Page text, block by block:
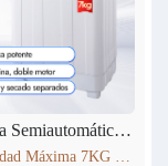
Lavadora Semiautomática 7KG XPB70-1776
1. Capacidad Máxima 7KG 2. Panel de control 3. Lavado y centrifugadopor separado 4. Peso neto: 16.5kg 5. Dimensiones del producto:723mm*406mm*819mm